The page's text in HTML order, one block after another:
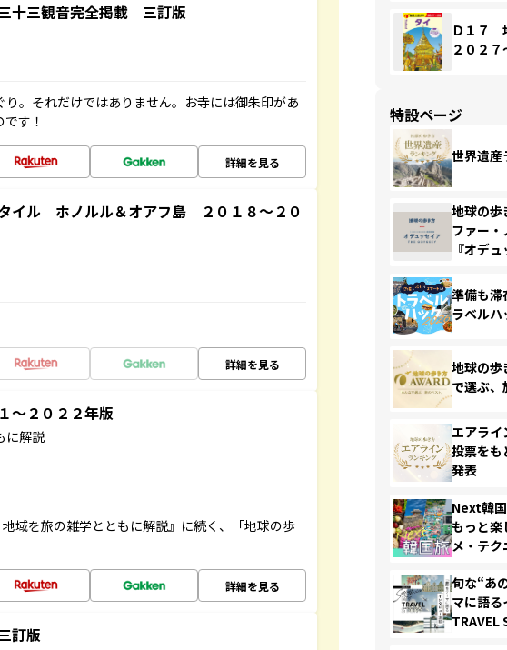
十三観音完全掲載 三訂版
。それだけではありません。お寺には御朱印があ
す！
詳細を見る
イル ホノルル＆オアフ島 ２０１８～２０
詳細を見る
～２０２２年版
に解説
域を旅の雑学とともに解説』に続く、「地球の歩
詳細を見る
訂版
Ｄ１７
２０２
特設ページ
世界遺産
地球の
ファー
『オデ
準備も
ラベル
地球の
で選ぶ、
エアラ
投票をも
発表
Next韓
もっと楽
メ・テク
旬な“あ
マに語る
TRAVEL